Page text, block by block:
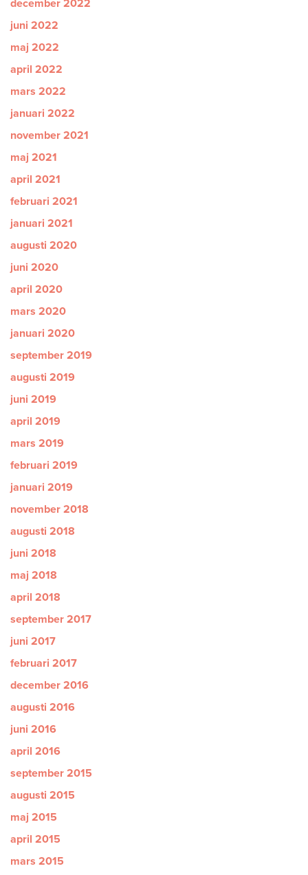
december 2022
juni 2022
maj 2022
april 2022
mars 2022
januari 2022
november 2021
maj 2021
april 2021
februari 2021
januari 2021
augusti 2020
juni 2020
april 2020
mars 2020
januari 2020
september 2019
augusti 2019
juni 2019
april 2019
mars 2019
februari 2019
januari 2019
november 2018
augusti 2018
juni 2018
maj 2018
april 2018
september 2017
juni 2017
februari 2017
december 2016
augusti 2016
juni 2016
april 2016
september 2015
augusti 2015
maj 2015
april 2015
mars 2015